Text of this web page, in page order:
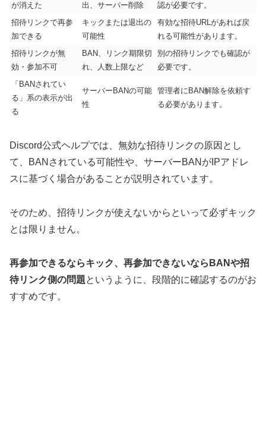
が消えた
出、サーバー削除
認が必要です。
招待リンクで再参
加できる
キックまたは退出の
可能性
有効な招待URLがあれば戻
れる可能性があります。
招待リンクが無
効・参加不可
BAN、リンク期限切
れ、人数上限など
別の招待リンクでも確認が
必要です。
「BANされてい
る」系の表示が出
る
サーバーBANの可能
性
管理者にBAN解除を依頼す
る必要があります。
Discord公式ヘルプでは、無効な招待リンクの原因とし
て、BANされている可能性や、サーバーBANがIPアドレ
スに基づく場合があることが説明されています。
そのため、招待リンクが使えないからといって必ずキック
とは限りません。
再参加できるならキック、再参加できないならBANや招
待リンク側の問題というように、段階的に確認するのがお
すすめです。